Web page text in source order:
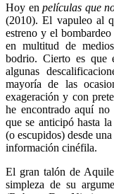
Hoy enpelículas que
(2010). El vapuleo al
estreno y el
en multitud de
bodrio. Cierto es que
algunas
mayoría de las
exageración y con
he encontrado aquí
que se anticipó hasta
(o escupidos) desde
información cinéfila.
El gran talón de
simpleza de su